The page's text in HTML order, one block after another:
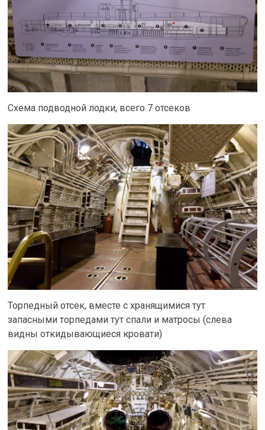
Схема подводной лодки, всего 7 отсеков
Торпедный отсек, вместе с хранящимися тут
запасными торпедами тут спали и матросы (слева
видны откидывающиеся кровати)